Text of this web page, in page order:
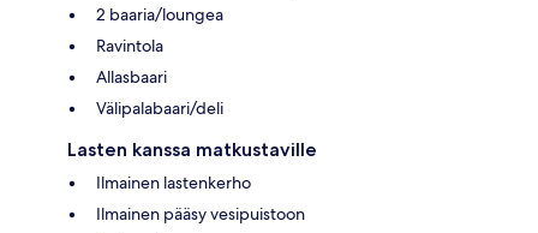
2 baaria/loungea
Ravintola
Allasbaari
Välipalabaari/deli
Lasten kanssa matkustaville
Ilmainen lastenkerho
Ilmainen pääsy vesipuistoon